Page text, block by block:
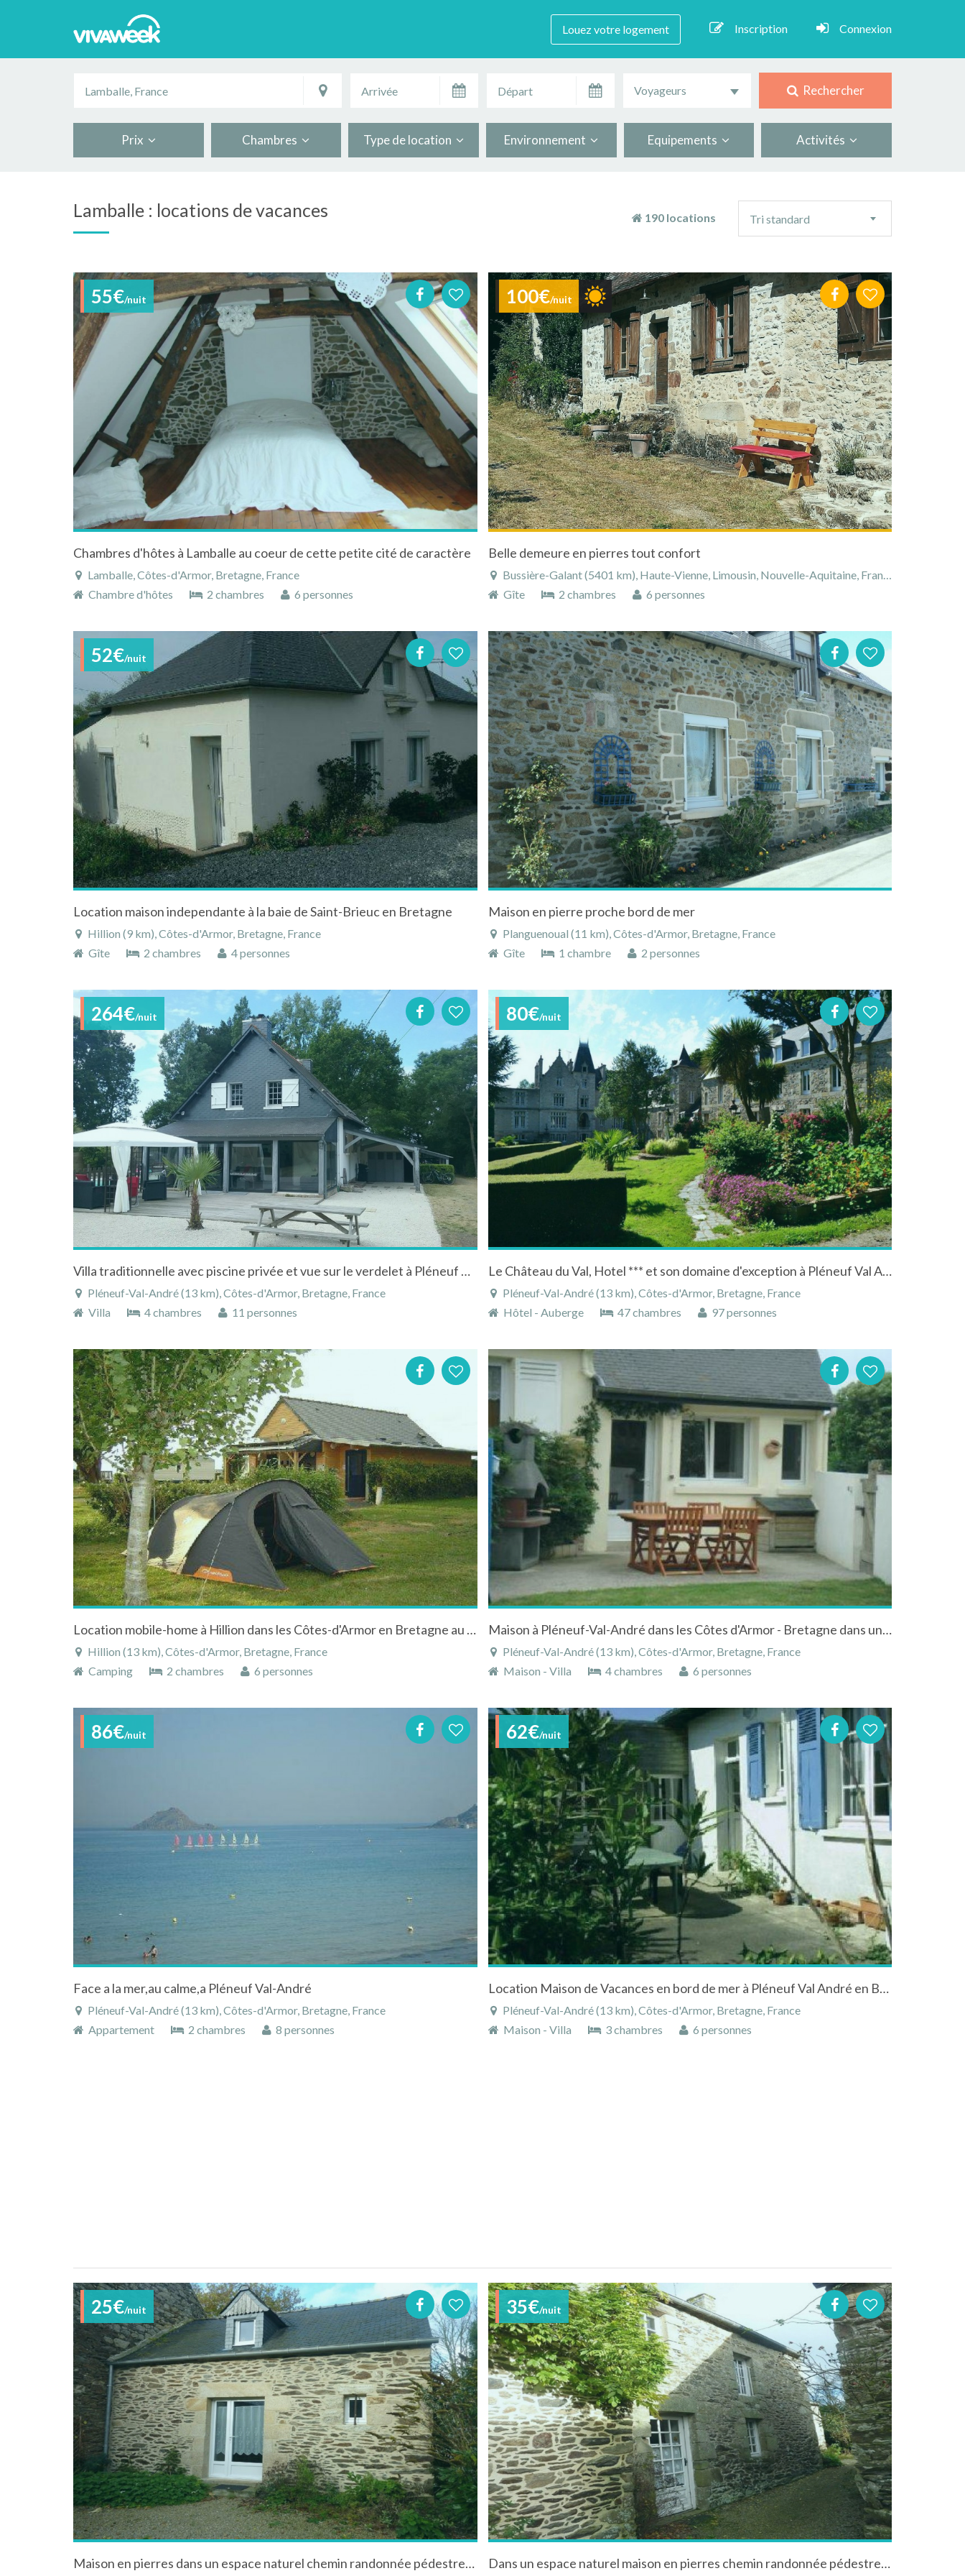
Louez votre logement Inscription Connexion
Voyageurs Rechercher
Prix Chambres Type de location Environnement Equipements Activités
Lamballe : locations de vacances 190 locations
tri
Tri standard
55€/nuit
Chambres d'hôtes à Lamballe au coeur de cette petite cité de caractère
Lamballe, Côtes-d'Armor, Bretagne, France
Chambre d'hôtes
2 chambres 6 personnes
100€/nuit
Belle demeure en pierres tout confort
Bussière-Galant (5401 km), Haute-Vienne, Limousin, Nouvelle-Aquitaine, France
Gîte
2 chambres 6 personnes
52€/nuit
Location maison independante à la baie de Saint-Brieuc en Bretagne
Hillion (9 km), Côtes-d'Armor, Bretagne, France
Gîte
2 chambres 4 personnes
Maison en pierre proche bord de mer
Planguenoual (11 km), Côtes-d'Armor, Bretagne, France
Gîte
1 chambre 2 personnes
264€/nuit
Villa traditionnelle avec piscine privée et vue sur le verdelet à Pléneuf Val André en Bretagne.
Pléneuf-Val-André (13 km), Côtes-d'Armor, Bretagne, France
Villa
4 chambres 11 personnes
80€/nuit
Le Château du Val, Hotel *** et son domaine d'exception à Pléneuf Val André
Pléneuf-Val-André (13 km), Côtes-d'Armor, Bretagne, France
Hôtel - Auberge
47 chambres 97 personnes
Location mobile-home à Hillion dans les Côtes-d'Armor en Bretagne au camping "Le Bellevuemer"
Hillion (13 km), Côtes-d'Armor, Bretagne, France
Camping
2 chambres 6 personnes
Maison à Pléneuf-Val-André dans les Côtes d'Armor - Bretagne dans un quartier calme proche de la mer
Pléneuf-Val-André (13 km), Côtes-d'Armor, Bretagne, France
Maison - Villa
4 chambres 6 personnes
86€/nuit
Face a la mer,au calme,a Pléneuf Val-André
Pléneuf-Val-André (13 km), Côtes-d'Armor, Bretagne, France
Appartement
2 chambres 8 personnes
62€/nuit
Location Maison de Vacances en bord de mer à Pléneuf Val André en Bretagne
Pléneuf-Val-André (13 km), Côtes-d'Armor, Bretagne, France
Maison - Villa
3 chambres 6 personnes
25€/nuit
Maison en pierres dans un espace naturel chemin randonnée pédestre/VTT sur place
35€/nuit
Dans un espace naturel maison en pierres chemin randonnée pédestre/VTT sur place